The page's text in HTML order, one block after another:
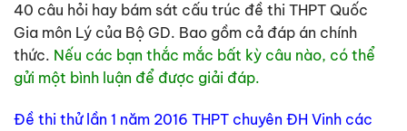
40 câu hỏi hay bám sát cấu trúc đề thi THPT Quốc
Gia môn Lý của Bộ GD. Bao gồm cả đáp án chính
thức. Nếu các bạn thắc mắc bất kỳ câu nào, có thể
gửi một bình luận để được giải đáp.
Đề thi thử lần 1 năm 2016 THPT chuyên ĐH Vinh các